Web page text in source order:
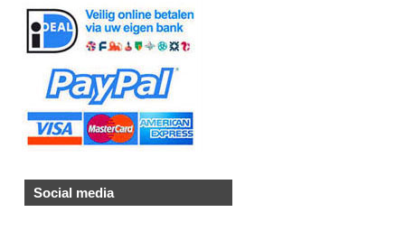
Social media